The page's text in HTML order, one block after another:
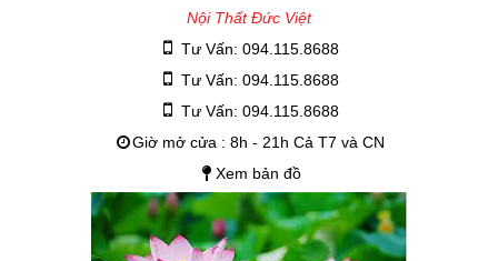
Nội Thất Đức Việt
Tư Vấn: 094.115.8688
Tư Vấn: 094.115.8688
Tư Vấn: 094.115.8688
Giờ mở cửa : 8h - 21h Cả T7 và CN
Xem bản đồ